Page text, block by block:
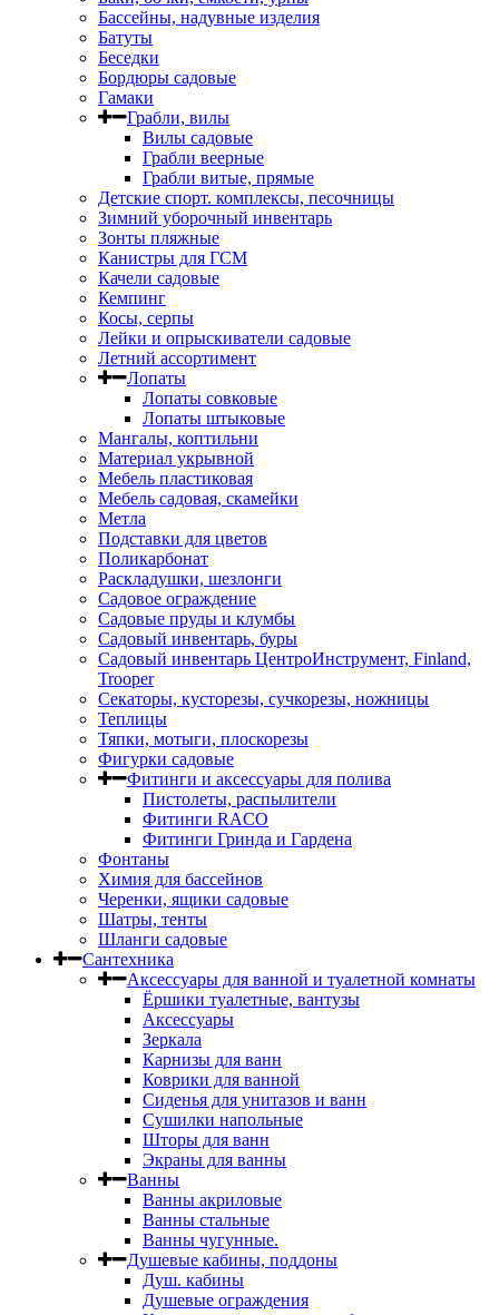
Бассейны, надувные изделия
Батуты
Беседки
Бордюры садовые
Гамаки
Грабли, вилы
Вилы садовые
Грабли веерные
Грабли витые, прямые
Детские спорт. комплексы, песочницы
Зимний уборочный инвентарь
Зонты пляжные
Канистры для ГСМ
Качели садовые
Кемпинг
Косы, серпы
Лейки и опрыскиватели садовые
Летний ассортимент
Лопаты
Лопаты совковые
Лопаты штыковые
Мангалы, коптильни
Материал укрывной
Мебель пластиковая
Мебель садовая, скамейки
Метла
Подставки для цветов
Поликарбонат
Раскладушки, шезлонги
Садовое ограждение
Садовые пруды и клумбы
Садовый инвентарь, буры
Садовый инвентарь ЦентроИнструмент, Finland,
Trooper
Секаторы, кусторезы, сучкорезы, ножницы
Теплицы
Тяпки, мотыги, плоскорезы
Фигурки садовые
Фитинги и аксессуары для полива
Пистолеты, распылители
Фитинги RACO
Фитинги Гринда и Гардена
Фонтаны
Химия для бассейнов
Черенки, ящики садовые
Шатры, тенты
Шланги садовые
Сантехника
Аксессуары для ванной и туалетной комнаты
Ёршики туалетные, вантузы
Аксессуары
Зеркала
Карнизы для ванн
Коврики для ванной
Сиденья для унитазов и ванн
Сушилки напольные
Шторы для ванн
Экраны для ванны
Ванны
Ванны акриловые
Ванны стальные
Ванны чугунные.
Душевые кабины, поддоны
Душ. кабины
Душевые ограждения